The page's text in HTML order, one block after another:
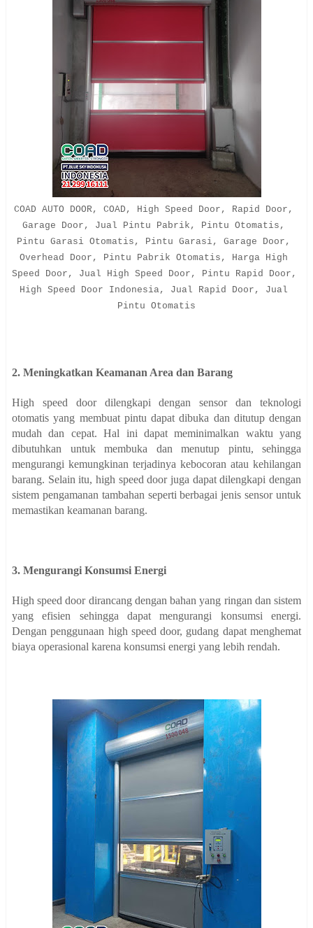
COAD AUTO DOOR, COAD, High Speed Door, Rapid Door,
Garage Door, Jual Pintu Pabrik, Pintu Otomatis,
Pintu Garasi Otomatis, Pintu Garasi, Garage Door,
Overhead Door, Pintu Pabrik Otomatis, Harga High
Speed Door, Jual High Speed Door, Pintu Rapid Door,
High Speed Door Indonesia, Jual Rapid Door, Jual
Pintu Otomatis
2. Meningkatkan Keamanan Area dan Barang
High speed door dilengkapi dengan sensor dan teknologi
otomatis yang membuat pintu dapat dibuka dan ditutup dengan
mudah dan cepat. Hal ini dapat meminimalkan waktu yang
dibutuhkan untuk membuka dan menutup pintu, sehingga
mengurangi kemungkinan terjadinya kebocoran atau kehilangan
barang. Selain itu, high speed door juga dapat dilengkapi dengan
sistem pengamanan tambahan seperti berbagai jenis sensor untuk
memastikan keamanan barang.
3. Mengurangi Konsumsi Energi
High speed door dirancang dengan bahan yang ringan dan sistem
yang efisien sehingga dapat mengurangi konsumsi energi.
Dengan penggunaan high speed door, gudang dapat menghemat
biaya operasional karena konsumsi energi yang lebih rendah.